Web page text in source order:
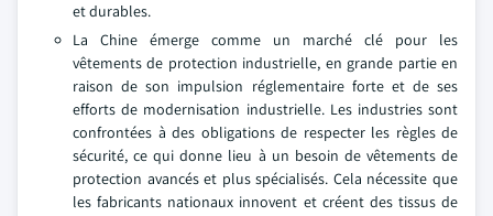
et durables.
La Chine émerge comme un marché clé pour les
vêtements de protection industrielle, en grande partie en
raison de son impulsion réglementaire forte et de ses
efforts de modernisation industrielle. Les industries sont
confrontées à des obligations de respecter les règles de
sécurité, ce qui donne lieu à un besoin de vêtements de
protection avancés et plus spécialisés. Cela nécessite que
les fabricants nationaux innovent et créent des tissus de